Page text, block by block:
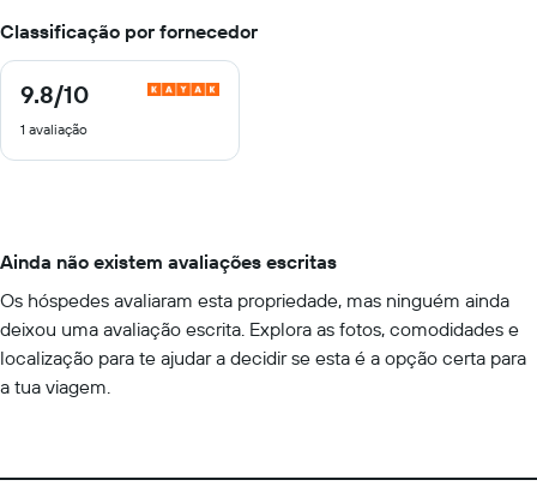
Classificação por fornecedor
9.8/10
9.8
10
1 avaliação
Ainda não existem avaliações escritas
Os hóspedes avaliaram esta propriedade, mas ninguém ainda
deixou uma avaliação escrita. Explora as fotos, comodidades e
localização para te ajudar a decidir se esta é a opção certa para
a tua viagem.